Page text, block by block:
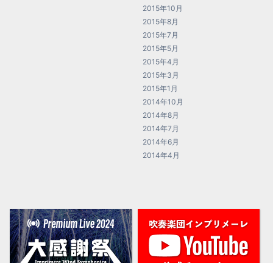
2015年10月
2015年8月
2015年7月
2015年5月
2015年4月
2015年3月
2015年1月
2014年10月
2014年8月
2014年7月
2014年6月
2014年4月